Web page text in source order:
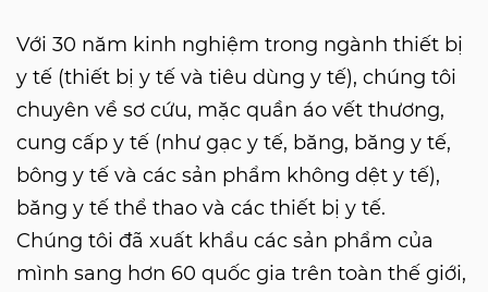
Với 30 năm kinh nghiệm trong ngành thiết bị
y tế (thiết bị y tế và tiêu dùng y tế), chúng tôi
chuyên về sơ cứu, mặc quần áo vết thương,
cung cấp y tế (như gạc y tế, băng, băng y tế,
bông y tế và các sản phẩm không dệt y tế),
băng y tế thể thao và các thiết bị y tế.
Chúng tôi đã xuất khẩu các sản phẩm của
mình sang hơn 60 quốc gia trên toàn thế giới,